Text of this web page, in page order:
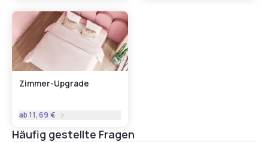
Zimmer-Upgrade
ab11,69 €
Häufig gestellte Fragen